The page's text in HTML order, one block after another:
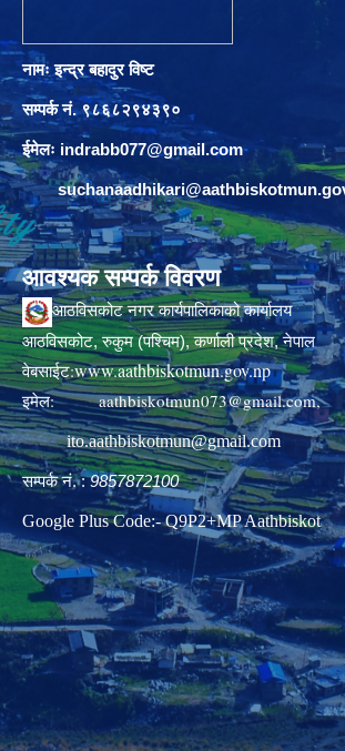
नामः इन्द्र बहादुर विष्ट
सम्पर्क नं. ९८६८२९४३९०
ईमेलः indrabb077@gmail.com
आवश्यक सम्पर्क विवरण
आठविसकोट नगर कार्यपालिकाको कार्यालय
आठविसकोट, रुकुम (पश्चिम), कर्णाली प्रदेश, नेपाल
वेबसाईट:www.aathbiskotmun.gov.np
इमेल:aathbiskotmun073@gmail.com,
ito.aathbiskotmun@gmail.com
सम्पर्क नं. :9857872100
Google Plus Code:- Q9P2+MP Aathbiskot